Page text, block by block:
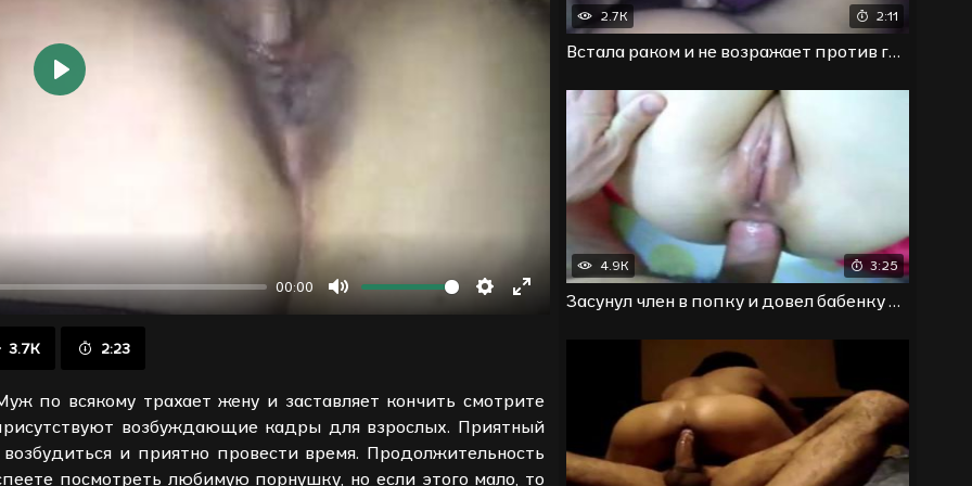
00:00
Отключить
Воспроизвести
3.7K 2:23
по всякому трахает жену и заставляет кончить смотрите
возбуждающие кадры для взрослых. Приятный
и приятно провести время. Продолжительность
посмотреть любимую порнушку, но если этого мало, то
2.7K 2:11
Встала раком и не возражает против грубого вхождения
4.9K 3:25
Засунул член в попку и довел бабенку до наслаждения